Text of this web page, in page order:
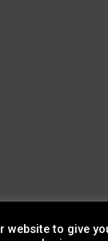
website to give